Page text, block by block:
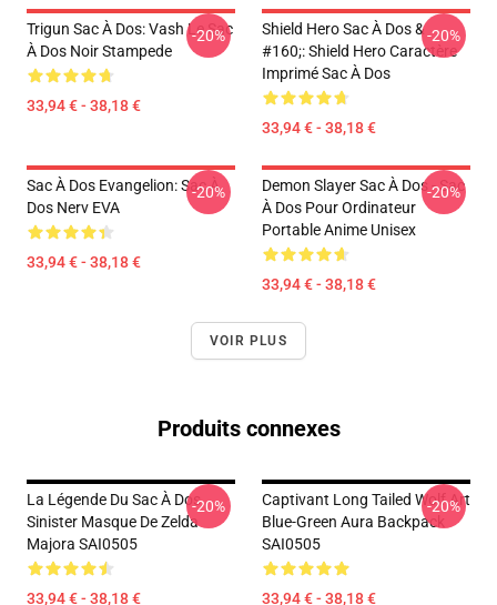
Trigun Sac À Dos: Vash Le Sac
À Dos Noir Stampede
33,94 € - 38,18 €
-20%
Shield Hero Sac À Dos &
#160;: Shield Hero Caractère
Imprimé Sac À Dos
33,94 € - 38,18 €
-20%
Sac À Dos Evangelion: Sac À
Dos Nerv EVA
33,94 € - 38,18 €
-20%
Demon Slayer Sac À Dos - Sac
À Dos Pour Ordinateur
Portable Anime Unisex
33,94 € - 38,18 €
-20%
VOIR PLUS
Produits connexes
La Légende Du Sac À Dos
Sinister Masque De Zelda
Majora SAI0505
33,94 € - 38,18 €
-20%
Captivant Long Tailed Wolf Art
Blue-Green Aura Backpack
SAI0505
33,94 € - 38,18 €
-20%